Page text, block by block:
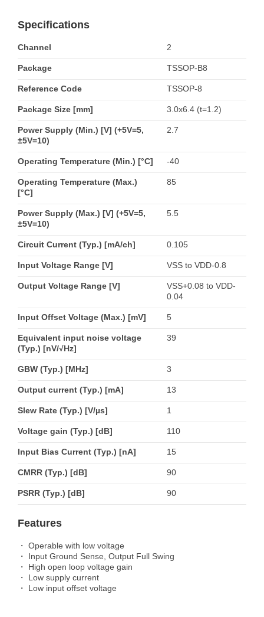
Specifications
Channel 2
Package TSSOP-B8
Reference Code TSSOP-8
Package Size [mm] 3.0x6.4 (t=1.2)
Power Supply (Min.) [V] (+5V=5,
±5V=10)
2.7
Operating Temperature (Min.) [°C] -40
Operating Temperature (Max.)
[°C]
85
Power Supply (Max.) [V] (+5V=5,
±5V=10)
5.5
Circuit Current (Typ.) [mA/ch] 0.105
Input Voltage Range [V] VSS to VDD-0.8
Output Voltage Range [V]
VSS+0.08 to VDD-
0.04
Input Offset Voltage (Max.) [mV] 5
Equivalent input noise voltage
(Typ.) [nV/√Hz]
39
GBW (Typ.) [MHz] 3
Output current (Typ.) [mA] 13
Slew Rate (Typ.) [V/µs] 1
Voltage gain (Typ.) [dB] 110
Input Bias Current (Typ.) [nA] 15
CMRR (Typ.) [dB] 90
PSRR (Typ.) [dB] 90
Features
・ Operable with low voltage
・ Input Ground Sense, Output Full Swing
・ High open loop voltage gain
・ Low supply current
・ Low input offset voltage